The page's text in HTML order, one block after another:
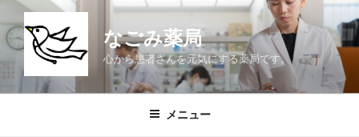
ン
テ
なごみ薬局
心から患者さんを元気にする薬局です。
メニュー